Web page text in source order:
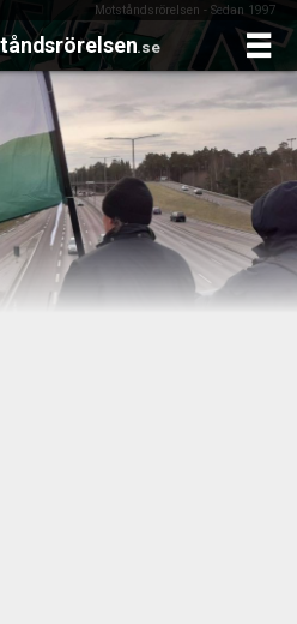
Motståndsrörelsen - Sedan 1997
.se
Skip
content